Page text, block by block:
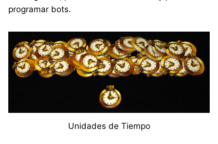
programar bots.
Unidades de Tiempo